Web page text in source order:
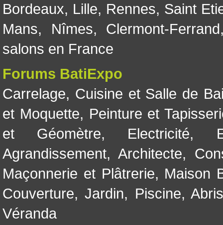
Bordeaux, Lille, Rennes, Saint
Mans, Nîmes, Clermont-Ferrand
salons en France
Forums BatiExpo
Carrelage, Cuisine et Salle de
et Moquette, Peinture et
et Géomètre, Electricité,
Agrandissement, Architecte,
Maçonnerie et Plâtrerie, Maison
Couverture,Jardin, Piscine,
Véranda